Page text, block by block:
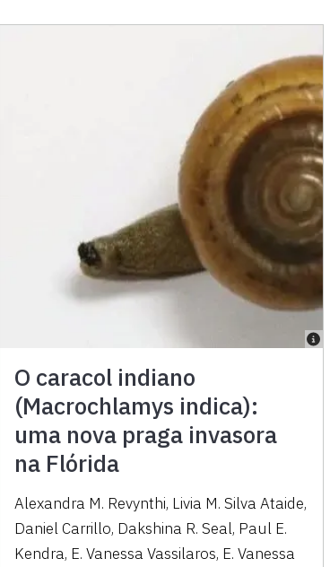
O caracol indiano
(Macrochlamys indica):
uma nova praga invasora
na Flórida
Alexandra M. Revynthi, Livia M. Silva Ataide,
Daniel Carrillo, Dakshina R. Seal, Paul E.
Kendra, E. Vanessa Vassilaros, E. Vanessa